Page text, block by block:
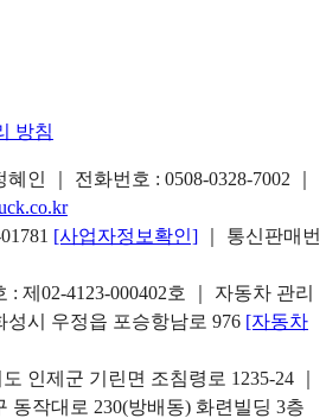
방침
혜인 ｜ 전화번호 : 0508-0328-7002
[사업자정보확인]
｜ 통신판매번
제02-4123-000402호 ｜ 자동차 관리
시 우정읍 포승항남로 976 [자동차
인제군 기린면 조침령로 1235-24 ｜
동작대로 230(방배동) 화련빌딩 3층